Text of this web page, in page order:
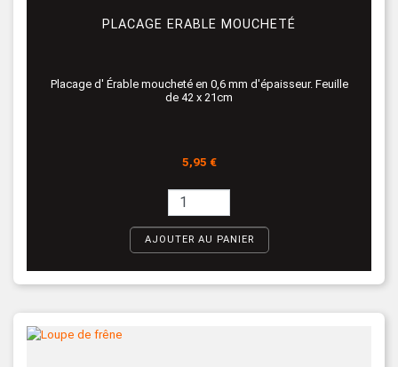
PLACAGE ERABLE MOUCHETÉ
Placage d' Érable moucheté en 0,6 mm d'épaisseur. Feuille
de 42 x 21cm
Prix
5,95 €
AJOUTER AU PANIER